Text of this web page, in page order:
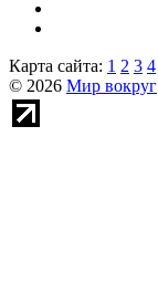
Карта сайта: 1 2 3 4
© 2026 Мир вокруг